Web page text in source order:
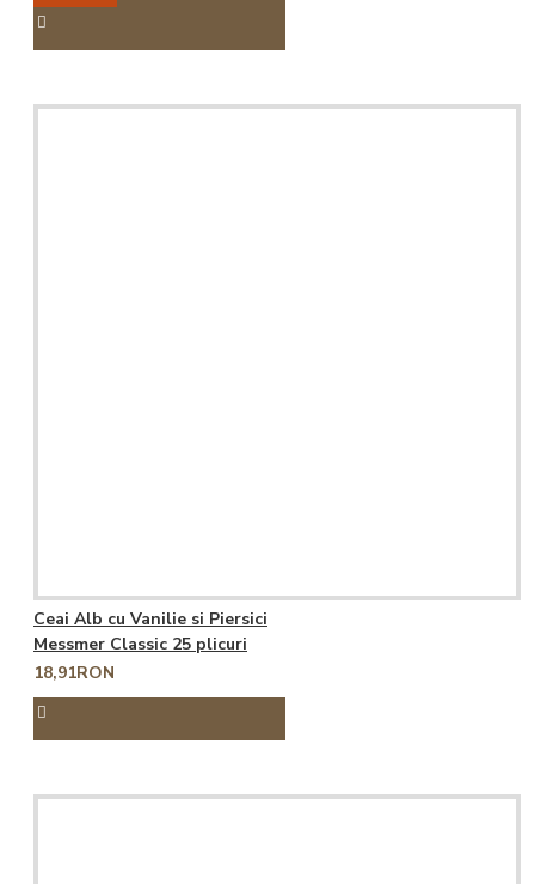
Ceai Alb cu Vanilie si Piersici
Messmer Classic 25 plicuri
18,91RON